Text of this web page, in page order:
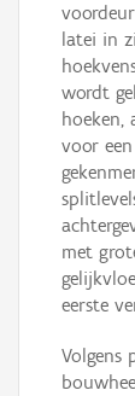
latei in
wordt
hoeken,
voor
met
eerste
Volgens